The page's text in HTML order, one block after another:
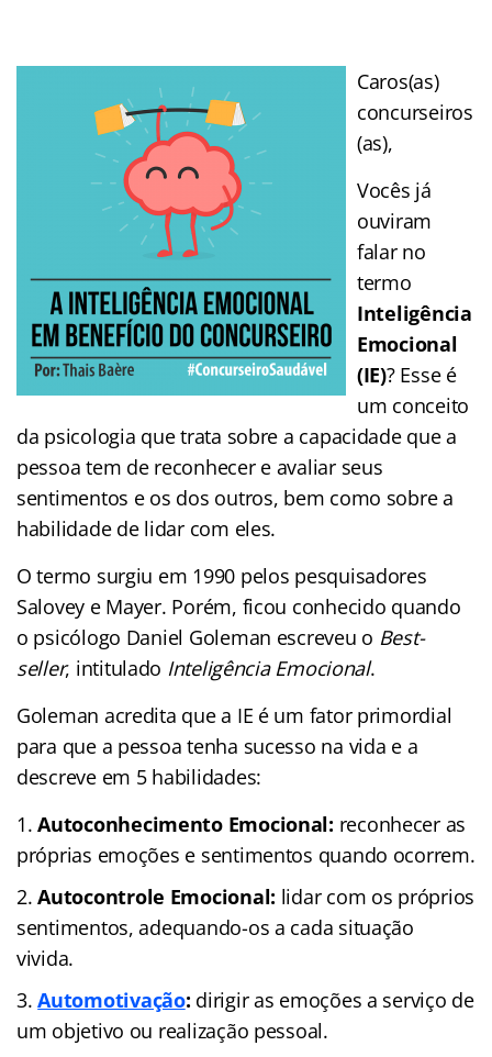
Caros(as)
concurseiros
(as),
Vocês já
ouviram
falar no
termo
Inteligência
Emocional
(IE)? Esse é
um conceito
da psicologia que trata sobre a capacidade que a
pessoa tem de reconhecer e avaliar seus
sentimentos e os dos outros, bem como sobre a
habilidade de lidar com eles.
O termo surgiu em 1990 pelos pesquisadores
Salovey e Mayer. Porém, ficou conhecido quando
o psicólogo Daniel Goleman escreveu o Best-
seller, intitulado Inteligência Emocional.
Goleman acredita que a IE é um fator primordial
para que a pessoa tenha sucesso na vida e a
descreve em 5 habilidades:
Autoconhecimento Emocional: reconhecer as
próprias emoções e sentimentos quando ocorrem.
Autocontrole Emocional: lidar com os próprios
sentimentos, adequando-os a cada situação
vivida.
Automotivação: dirigir as emoções a serviço de
um objetivo ou realização pessoal.